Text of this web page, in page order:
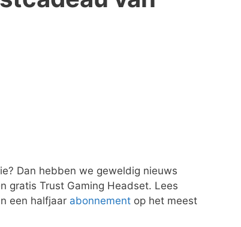
Dan hebben we geweldig nieuws
gratis Trust Gaming Headset. Lees
een halfjaar abonnement op het meest